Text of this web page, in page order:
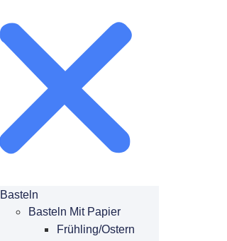
Basteln
Basteln Mit Papier
Frühling/Ostern